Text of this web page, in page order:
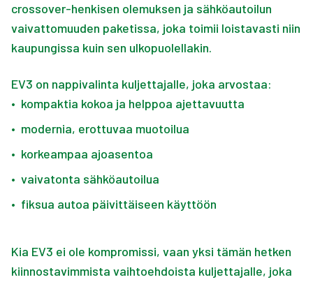
crossover-henkisen olemuksen ja sähköautoilun
vaivattomuuden paketissa, joka toimii loistavasti niin
kaupungissa kuin sen ulkopuolellakin.
EV3 on nappivalinta kuljettajalle, joka arvostaa:
• kompaktia kokoa ja helppoa ajettavuutta
• modernia, erottuvaa muotoilua
• korkeampaa ajoasentoa
• vaivatonta sähköautoilua
• fiksua autoa päivittäiseen käyttöön
Kia EV3 ei ole kompromissi, vaan yksi tämän hetken
kiinnostavimmista vaihtoehdoista kuljettajalle, joka